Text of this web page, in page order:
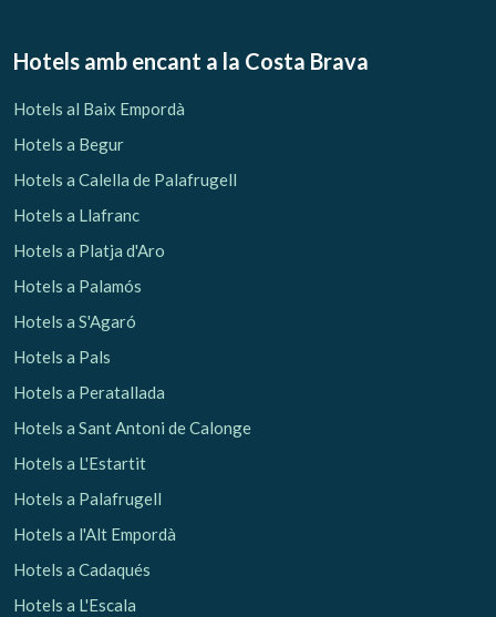
Hotels amb encant a la Costa Brava
Hotels al Baix Empordà
Hotels a Begur
Hotels a Calella de Palafrugell
Hotels a Llafranc
Hotels a Platja d'Aro
Hotels a Palamós
Hotels a S'Agaró
Hotels a Pals
Hotels a Peratallada
Hotels a Sant Antoni de Calonge
Hotels a L'Estartit
Hotels a Palafrugell
Hotels a l'Alt Empordà
Hotels a Cadaqués
Hotels a L'Escala
Aquest lloc web utilitza cookies pròpies per recopilar
Si continua navegant, suposa l'acceptació de la instal·lació
navegador podent, si així ho desitja, impedir que siguin
compte que aquesta acció podrà ocasionar dificultats de
Analítiques i personalització
Permeten fer el seguiment i l'anàlisi del comportament
mitjançant aquest tipus de cookies s'utilitza en el
perfils de navegació dels usuaris per introduir millores en
servei. Permeten desar la informació de preferència de
una millor experiència a través de productes recomanats.
Marketing i publicitat
Aquestes cookies són utilitzades per emmagatzemar
informació sobre les preferències i les eleccions personals
de l'usuari a través de l'observació continuada dels seus
hàbits de navegació. Gràcies a elles, podem conèixer els
hàbits de navegació al lloc web i mostrar publicitat